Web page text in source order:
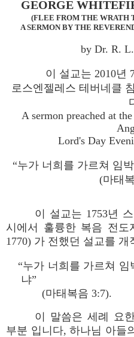
GEORGE
(FLEE FROM THE WRATH
A SERMON BY THE
by Dr. R.
이 설교는 2010년
로스엔젤레스 테버네클
A sermon preached at
Lord's Day
“누가 너희를 가르쳐 임
(마태
이 설교는 1753년
시에서 훌륭한 복음 전도
1770) 가 전했던 설교를
“누가 너희를 가르쳐 임
냐”
(마태복음 3:7).
이 말씀은 세례 요
부분 입니다, 하나님 아들